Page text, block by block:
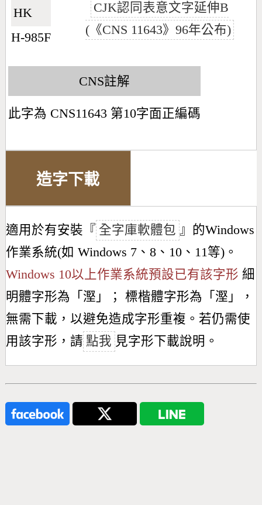
HK🇭🇰
H-985F
CJK認同表意文字延伸B
(《CNS 11643》96年公布)
CNS註解
此字為 CNS11643 第10字面正編碼
造字下載
適用於有安裝『 全字庫軟體包 』的Windows
作業系統(如 Windows 7、8、10、11等)。
Windows 10以上作業系統預設已有該字形 細
明體字形為「 𣻹 」； 標楷體字形為「 𣻹 」，
無需下載，以避免造成字形重複。若仍需使
用該字形，請 點我 見字形下載說明。